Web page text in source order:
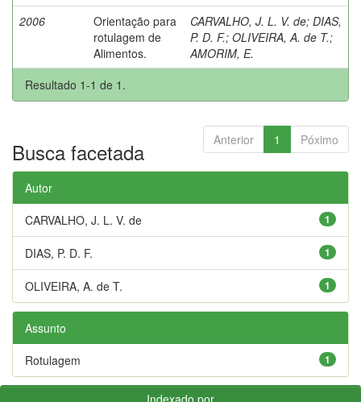
2006
Orientação para
rotulagem de
Alimentos.
CARVALHO, J. L. V. de; DIAS,
P. D. F.; OLIVEIRA, A. de T.;
AMORIM, E.
Resultado 1-1 de 1.
Anterior 1 Póximo
Busca facetada
Autor
1
CARVALHO, J. L. V. de
1
DIAS, P. D. F.
1
OLIVEIRA, A. de T.
Assunto
1
Rotulagem
Indexado por